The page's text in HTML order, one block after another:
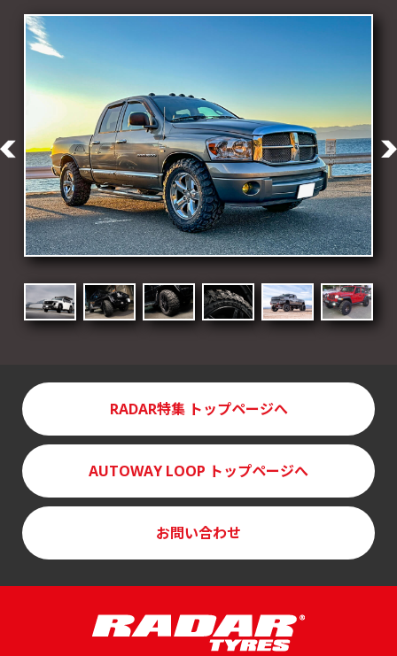
RADAR特集 トップページへ
AUTOWAY LOOP トップページへ
お問い合わせ